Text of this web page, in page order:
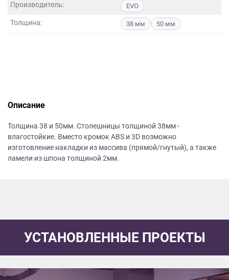
Производитель: EVO
Толщина: 38 мм 50 мм
Описание
Толщина 38 и 50мм. Столешницы толщиной 38мм -
влагостойкие. Вместо кромок ABS и 3D возможно
изготовление накладки из массива (прямой/гнутый), а также
ламели из шпона толщиной 2мм.
УСТАНОВЛЕННЫЕ ПРОЕКТЫ